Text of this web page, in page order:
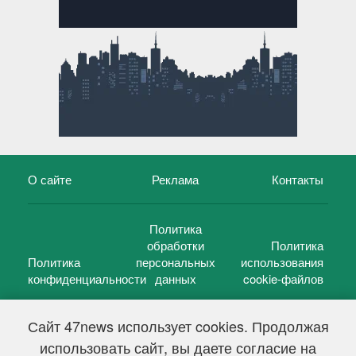
Сайт 47news использует cookies. Продолжая
использовать сайт, вы даете согласие на
О сайте Реклама Контакты
Политика
конфиденциальности
Политика
обработки
персональных
данных
Политика
использования
cookie-файлов